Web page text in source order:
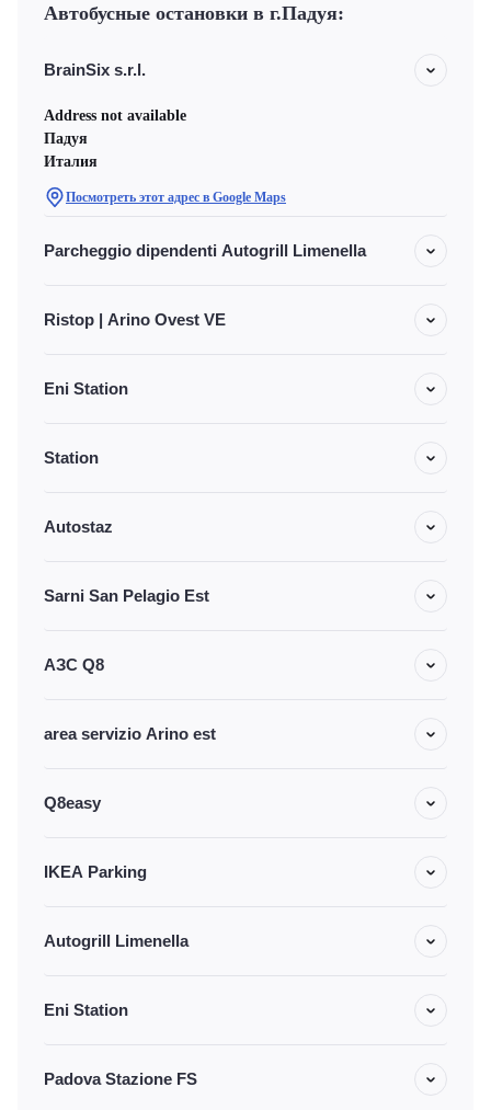
Автобусные остановки в г.Падуя:
BrainSix s.r.l.
Address not available
Падуя
Италия
Посмотреть этот адрес в Google Maps
Parcheggio dipendenti Autogrill Limenella
Ristop | Arino Ovest VE
Eni Station
Station
Autostaz
Sarni San Pelagio Est
АЗС Q8
area servizio Arino est
Q8easy
IKEA Parking
Autogrill Limenella
Eni Station
Padova Stazione FS